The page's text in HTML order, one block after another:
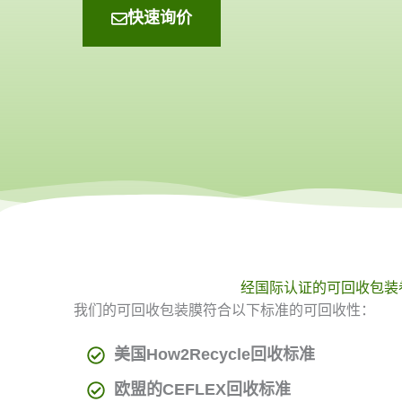
快速询价
经国际认证的可回收包装
我们的可回收包装膜符合以下标准的可回收性：
美国How2Recycle回收标准
欧盟的CEFLEX回收标准